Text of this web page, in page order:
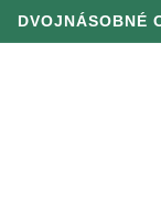
DVOJNÁSOBNÉ